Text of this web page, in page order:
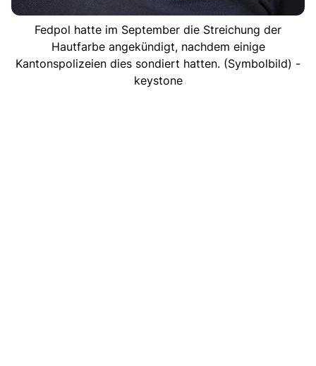
Fedpol hatte im September die Streichung der
Hautfarbe angekündigt, nachdem einige
Kantonspolizeien dies sondiert hatten. (Symbolbild) -
keystone